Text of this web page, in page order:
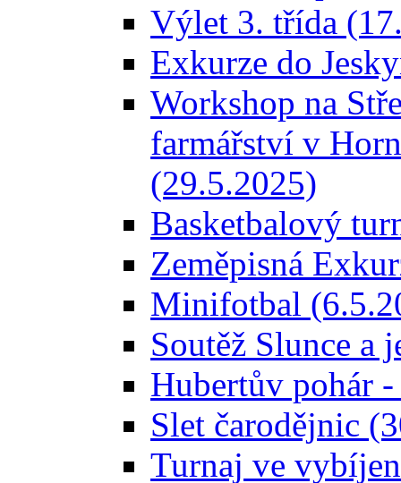
Výlet 3. třída
Exkurze do
Workshop na
farmářství v
(29.5.2025)
Basketbalový
Zeměpisná
Minifotbal
Soutěž Slunce a
Hubertův pohár
Slet čarodějnic
Turnaj ve